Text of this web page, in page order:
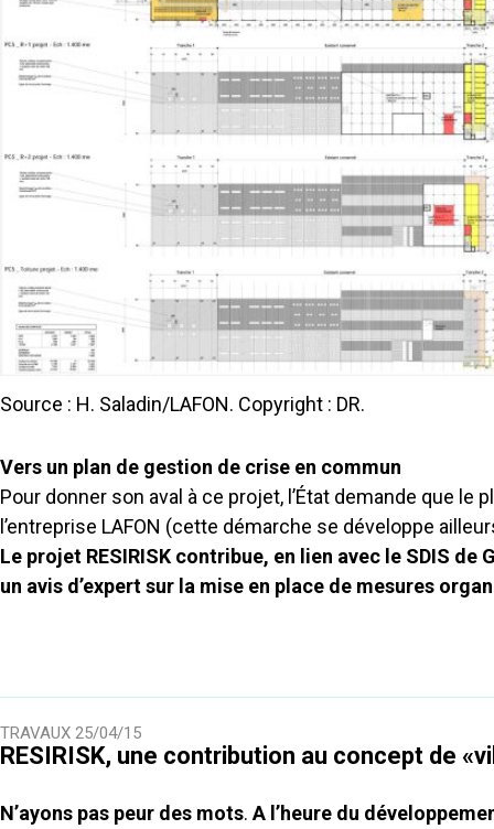
Source : H. Saladin/LAFON. Copyright : DR.
Vers un plan de gestion de crise en commun
Pour donner son aval à ce projet, l’État demande que le
l’entreprise LAFON (cette démarche se développe
Le projet RESIRISK contribue, en lien avec le SDIS
un avis d’expert sur la mise en place de mesures
TRAVAUX 25/04/15
RESIRISK, une contribution au concept de
N’ayons pas peur des mots.A l’heure du